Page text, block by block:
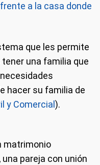
a la casa donde
que les permite
una familia que
hacer su familia de
y Comercial ).
matrimonio
pareja con unión